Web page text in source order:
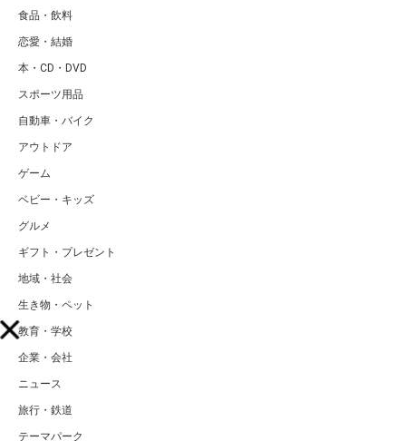
食品・飲料
恋愛・結婚
本・CD・DVD
スポーツ用品
自動車・バイク
アウトドア
ゲーム
ベビー・キッズ
グルメ
ギフト・プレゼント
地域・社会
生き物・ペット
教育・学校
企業・会社
ニュース
旅行・鉄道
テーマパーク